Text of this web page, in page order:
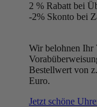
2 % Rabatt bei
-2% Skonto bei
Wir belohnen Ihr
Bestellwert von
Euro.
Jetzt schöne